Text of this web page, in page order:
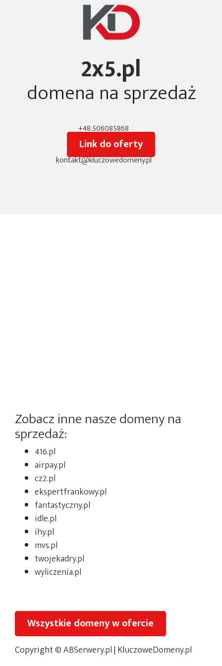
2x5.pl
domena na sprzedaż
Link do oferty
+48.506085868
kontakt@kluczowedomeny.pl
Zobacz inne nasze domeny na
sprzedaż:
416.pl
airpay.pl
cz2.pl
ekspertfrankowy.pl
fantastyczny.pl
idle.pl
ihy.pl
mvs.pl
twojekadry.pl
wyliczenia.pl
Wszystkie domeny w ofercie
Copyright ©ABSerwery.pl| KluczoweDomeny.pl